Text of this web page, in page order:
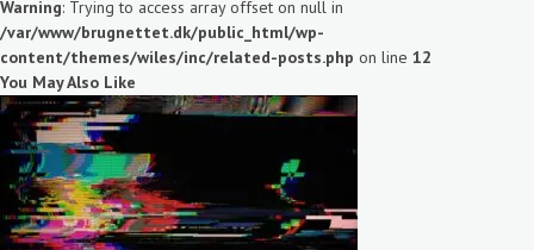
Warning: Trying to access array offset on null in
/var/www/brugnettet.dk/public_html/wp-
content/themes/wiles/inc/related-posts.php on line 12
You May Also Like